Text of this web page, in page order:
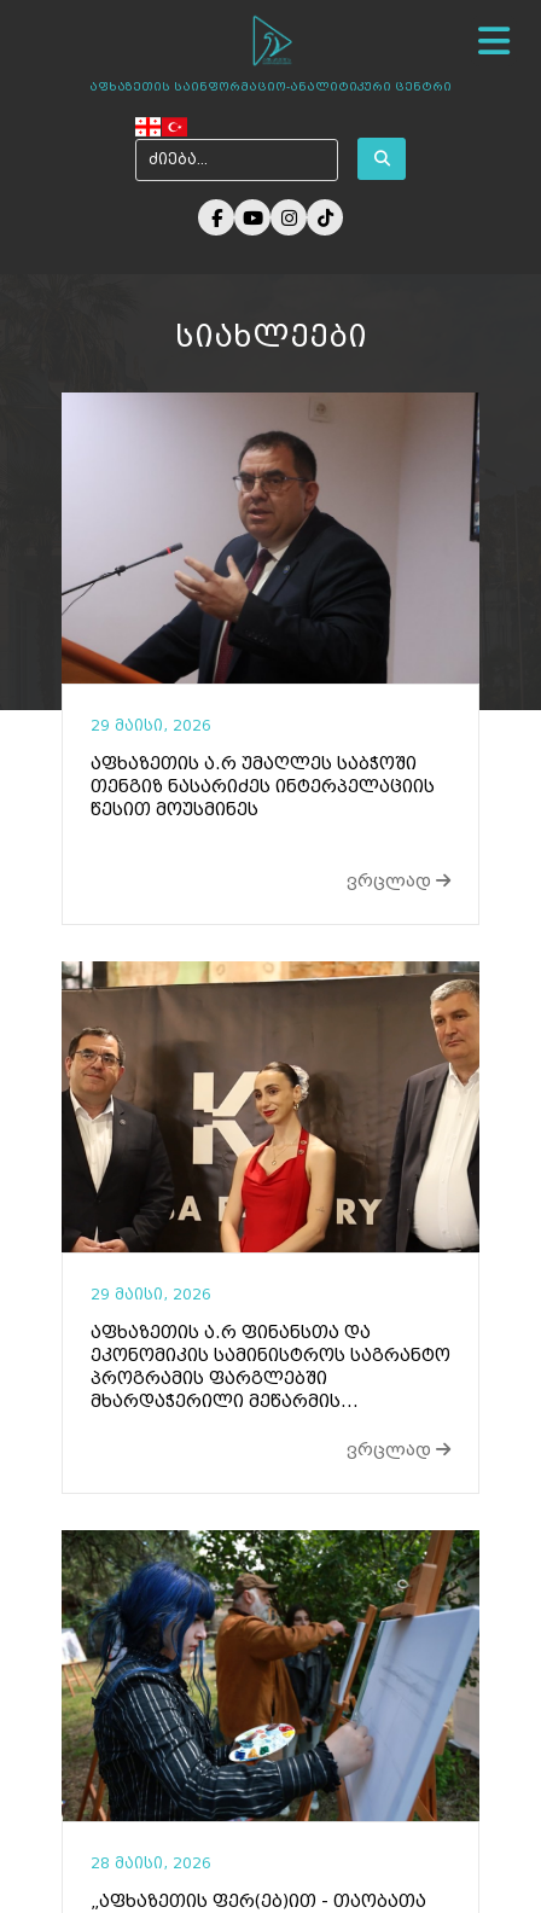
აფხაზეთის საინფორმაციო-ანალიტიკური ცენტრი
სიახლეები
ჩვენ შესახებ
ცენტრის პროექტები
სიახლეები
29 მაისი, 2026
აფხაზეთის ა.რ უმაღლეს საბჭოში
თენგიზ ნასარიძეს ინტერპელაციის
წესით მოუსმინეს
ვრცლად
29 მაისი, 2026
აფხაზეთის ა.რ ფინანსთა და
ეკონომიკის სამინისტროს საგრანტო
პროგრამის ფარგლებში
მხარდაჭერილი მეწარმის...
ვრცლად
28 მაისი, 2026
„აფხაზეთის ფერ(ებ)ით - თაობათა